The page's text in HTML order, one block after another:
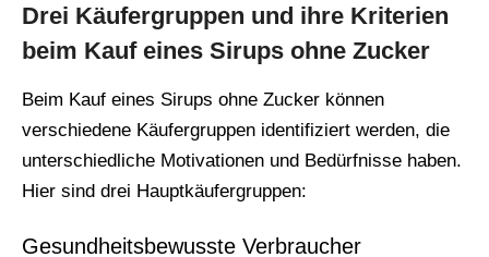
Drei Käufergruppen und ihre Kriterien
beim Kauf eines Sirups ohne Zucker
Beim Kauf eines Sirups ohne Zucker können
verschiedene Käufergruppen identifiziert werden, die
unterschiedliche Motivationen und Bedürfnisse haben.
Hier sind drei Hauptkäufergruppen:
Gesundheitsbewusste Verbraucher